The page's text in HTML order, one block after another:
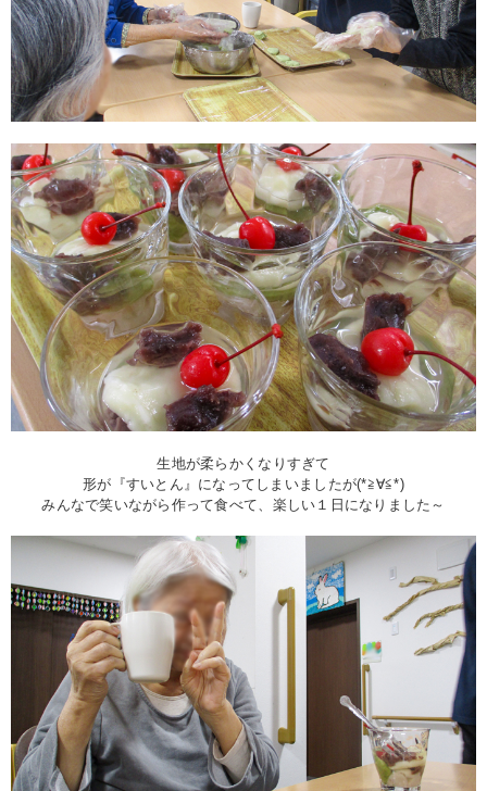
生地が柔らかくなりすぎて
形が『すいとん』になってしまいましたが(*≧∀≦*)
みんなで笑いながら作って食べて、楽しい１日になりました～